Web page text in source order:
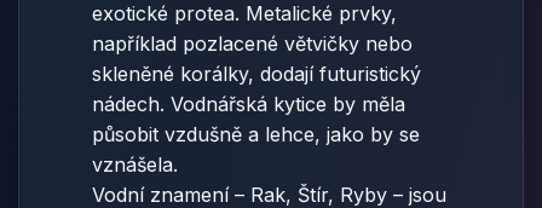
exotické protea. Metalické prvky,
například pozlacené větvičky nebo
skleněné korálky, dodají futuristický
nádech. Vodnářská kytice by měla
působit vzdušně a lehce, jako by se
vznášela.
Vodní znamení – Rak, Štír, Ryby – jsou